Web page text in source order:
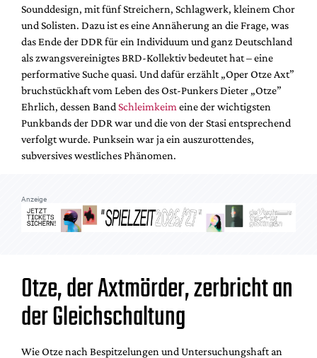
Suche
Sounddesign, mit fünf Streichern, Schlagwerk, kleinem Chor
und Solisten. Dazu ist es eine Annäherung an die Frage, was
das Ende der DDR für ein Individuum und ganz Deutschland
als zwangsvereinigtes BRD-Kollektiv bedeutet hat – eine
performative Suche quasi. Und dafür erzählt „Oper Otze Axt”
bruchstückhaft vom Leben des Ost-Punkers Dieter „Otze”
Ehrlich, dessen Band Schleimkeim eine der wichtigsten
Punkbands der DDR war und die von der Stasi entsprechend
verfolgt wurde. Punksein war ja ein auszurottendes,
subversives westliches Phänomen.
Anzeige
Otze, der Axtmörder, zerbricht an
der Gleichschaltung
Wie Otze nach Bespitzelungen und Untersuchungshaft an